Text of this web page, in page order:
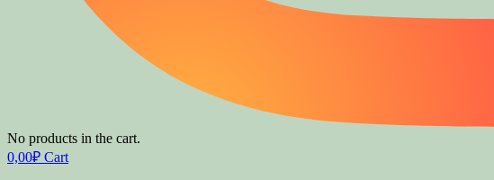
No products in the cart.
0,00₽ Cart